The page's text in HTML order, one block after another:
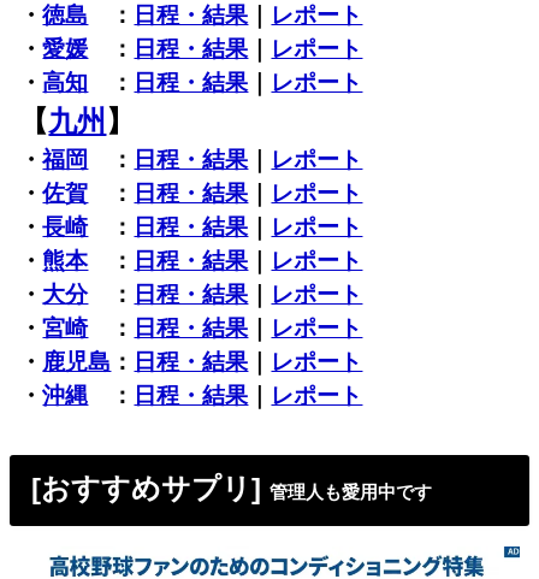
・徳島 ： 日程・結果
レポート
・愛媛 ： 日程・結果
レポート
・高知 ： 日程・結果 レポート
【九州 】
・福岡 ： 日程・結果
レポート
・佐賀 ： 日程・結果
レポート
・長崎： 日程・結果
レポート
・ 熊本： 日程・結果
レポート
・ 大分： 日程・結果
レポート
・宮崎： 日程・結果
レポート
・ 鹿児島 ： 日程・結果
レポート
・沖縄 ： 日程・結果 レポート
[おすすめサプリ]管理人も愛用中です